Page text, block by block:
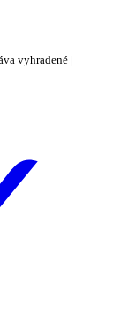
vyhradené |